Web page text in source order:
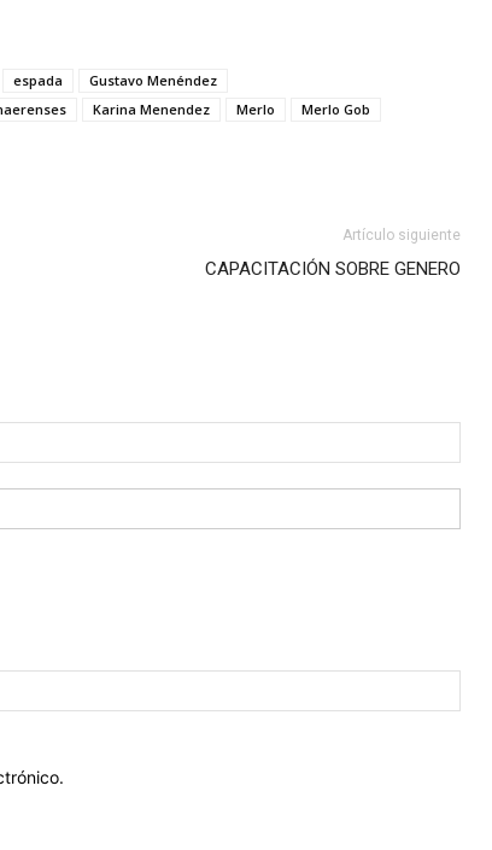
espada
Gustavo Menéndez
Karina Menendez Merlo
Merlo Gob
Artículo siguiente
CAPACITACIÓN SOBRE GENERO